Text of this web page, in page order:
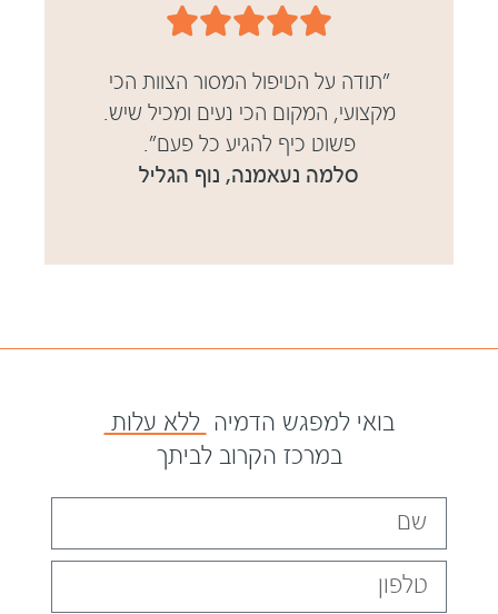





"תודה על הטיפול המסור הצוות הכי
מקצועי, המקום הכי נעים ומכיל שיש.
פשוט כיף להגיע כל פעם".
סלמה נעאמנה, נוף הגליל
בואי למפגש הדמיה ללא עלות
במרכז הקרוב לביתך